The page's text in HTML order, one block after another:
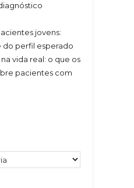
jovens:
do perfil esperado
vida real: o que os
pacientes com